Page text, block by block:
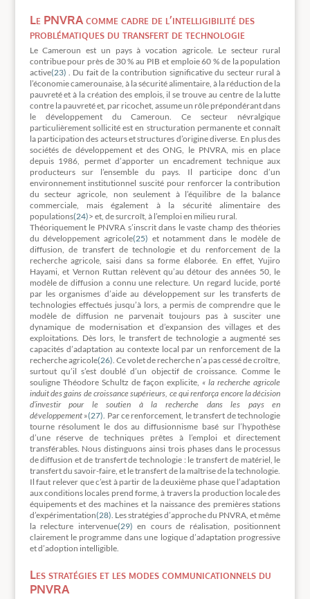
Le PNVRA comme cadre de l’intelligibilité des
problématiques du transfert de technologie
Le Cameroun est un pays à vocation agricole. Le secteur rural
contribue pour près de 30 % au PIB et emploie 60 % de la population
active(23) . Du fait de la contribution significative du secteur rural à
l’économie camerounaise, à la sécurité alimentaire, à la réduction de la
pauvreté et à la création des emplois, il se trouve au centre de la lutte
contre la pauvreté et, par ricochet, assume un rôle prépondérant dans
le développement du Cameroun. Ce secteur névralgique
particulièrement sollicité est en structuration permanente et connaît
la participation des acteurs et structures d’origine diverse. En plus des
sociétés de développement et des ONG, le PNVRA, mis en place
depuis 1986, permet d’apporter un encadrement technique aux
producteurs sur l’ensemble du pays. Il participe donc d’un
environnement institutionnel suscité pour renforcer la contribution
du secteur agricole, non seulement à l’équilibre de la balance
commerciale, mais également à la sécurité alimentaire des
populations(24)> et, de surcroît, à l’emploi en milieu rural.
Théoriquement le PNVRA s’inscrit dans le vaste champ des théories
du développement agricole(25) et notamment dans le modèle de
diffusion, de transfert de technologie et du renforcement de la
recherche agricole, saisi dans sa forme élaborée. En effet, Yujiro
Hayami, et Vernon Ruttan relèvent qu’au détour des années 50, le
modèle de diffusion a connu une relecture. Un regard lucide, porté
par les organismes d’aide au développement sur les transferts de
technologies effectués jusqu’à lors, a permis de comprendre que le
modèle de diffusion ne parvenait toujours pas à susciter une
dynamique de modernisation et d’expansion des villages et des
exploitations. Dès lors, le transfert de technologie a augmenté ses
capacités d’adaptation au contexte local par un renforcement de la
recherche agricole(26). Ce volet de recherche n’a pas cessé de croître,
surtout qu’il s’est doublé d’un objectif de croissance. Comme le
souligne Théodore Schultz de façon explicite, « la recherche agricole
induit des gains de croissance supérieurs, ce qui renforça encore la décision
d’investir pour le soutien à la recherche dans les pays en
développement»(27). Par ce renforcement, le transfert de technologie
tourne résolument le dos au diffusionnisme basé sur l’hypothèse
d’une réserve de techniques prêtes à l’emploi et directement
transférables. Nous distinguons ainsi trois phases dans le processus
de diffusion et de transfert de technologie : le transfert de matériel, le
transfert du savoir-faire, et le transfert de la maîtrise de la technologie.
Il faut relever que c’est à partir de la deuxième phase que l’adaptation
aux conditions locales prend forme, à travers la production locale des
équipements et des machines et la naissance des premières stations
d’expérimentation(28). Les stratégies d’approche du PNVRA, et même
la relecture intervenue(29) en cours de réalisation, positionnent
clairement le programme dans une logique d’adaptation progressive
et d’adoption intelligible.
Les stratégies et les modes communicationnels du
PNVRA